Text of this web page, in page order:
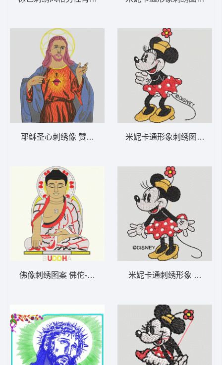
耶稣圣心刺绣像 赞美耶稣-DST格式
佛像刺绣图案 佛佗-DST格式
米妮卡通形象刺绣图案 米
米妮卡通刺绣形象 米妮